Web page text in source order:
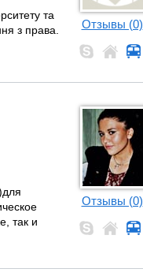
Отзывы (0)
та
з права.
Отзывы (0)
так и